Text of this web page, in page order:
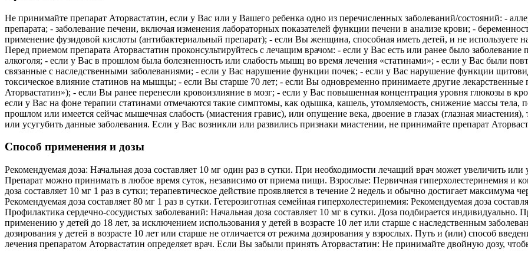
Не принимайте препарат Аторвастатин, если у Вас или у Вашего ребенка одно из перечисленных заболеваний/состояний: -
препарата; - заболевание печени, включая изменения лабораторных показателей функции печени в анализе крови; -
применение фузидовой кислоты (антибактериальный препарат); - если Вы женщина, способная иметь детей, и не используете
Перед приемом препарата Аторвастатин проконсультируйтесь с лечащим врачом: - если у Вас есть или ранее было
алкоголя; - если у Вас в прошлом была болезненность или слабость мышц во время лечения «статинами»; - если у Вас были
связанные с наследственными заболеваниями; - если у Вас нарушение функции почек; - если у Вас нарушение функции
токсическое влияние статинов на мышцы; - если Вы старше 70 лет; - если Вы одновременно принимаете другие лекарственные
Аторвастатин»); - если Вы ранее перенесли кровоизлияние в мозг; - если у Вас повышенная концентрация уровня глюкозы в
если у Вас на фоне терапии статинами отмечаются такие симптомы, как одышка, кашель, утомляемость, снижение массы
прошлом или имеется сейчас мышечная слабость (миастения гравис), или опущение века, двоение в глазах (глазная
или усугубить данные заболевания. Если у Вас возникли или развились признаки миастении, не принимайте препарат
Способ применения и дозы
Рекомендуемая доза: Начальная доза составляет 10 мг один раз в сутки. При необходимости лечащий врач может увеличить
Препарат можно принимать в любое время суток, независимо от приема пищи. Взрослые: Первичная гиперхолестеринемия и
доза составляет 10 мг 1 раз в сутки; терапевтическое действие проявляется в течение 2 недель и обычно достигает максимума
Рекомендуемая доза составляет 80 мг 1 раз в сутки. Гетерозиготная семейная гиперхолестеринемия: Рекомендуемая доза
Профилактика сердечно-сосудистых заболеваний: Начальная доза составляет 10 мг в сутки. Доза подбирается
применению у детей до 18 лет, за исключением использования у детей в возрасте 10 лет или старше с наследственным
дозирования у детей в возрасте 10 лет или старше не отличается от режима дозирования у взрослых. Путь и (или) способ
лечения препаратом Аторвастатин определяет врач. Если Вы забыли принять Аторвастатин: Не принимайте двойную дозу,